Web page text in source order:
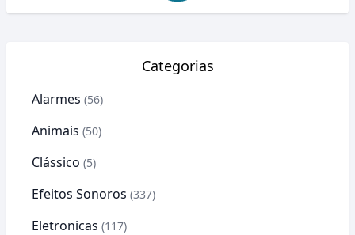
Categorias
Alarmes (56)
Animais (50)
Clássico (5)
Efeitos Sonoros (337)
Eletronicas (117)